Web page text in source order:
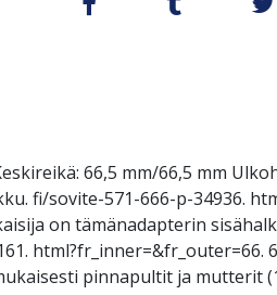
66,5 mm/66,5 mm
fi/sovite-571-666-p-34936.
on tämänadapterin
html?fr_inner=&fr_outer=66.
pinnapultit ja mutterit